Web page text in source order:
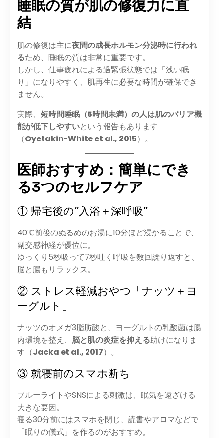
睡眠の質が肌の修復力に直
結
肌の修復は主に夜間の成長ホルモン分泌時に行われ
るため、睡眠の質は非常に重要です。
しかし、仕事疲れによる過緊張状態では「浅い眠
り」になりやすく、肌再生に必要な時間が確保でき
ません。
実際、 短時間睡眠（5時間未満）の人は肌のバリア機
能が低下しやすいという報告もあります
（Oyetakin-White et al., 2015）。
医師おすすめ：簡単にでき
る3つのセルフケア
① 帰宅後の“入浴＋深呼吸”
40℃前後のぬるめのお湯に10分ほど浸かることで、
副交感神経が優位に。
ゆっくり5秒吸って7秒吐く呼吸を数回繰り返すと、
脳と腸もリラックス。
② ストレス軽減おやつ「ナッツ＋ヨ
ーグルト」
ナッツのオメガ3脂肪酸と、ヨーグルトの乳酸菌は腸
内環境を整え、 脳と肌の炎症を抑える助けになりま
す（Jacka et al., 2017）。
③ 就寝前のスマホ断ち
ブルーライトやSNSによる刺激は、眠気を遠ざける
大きな要因。
寝る30分前にはスマホを閉じ、読書やアロマなどで
「眠りの儀式」を作るのがおすすめ。